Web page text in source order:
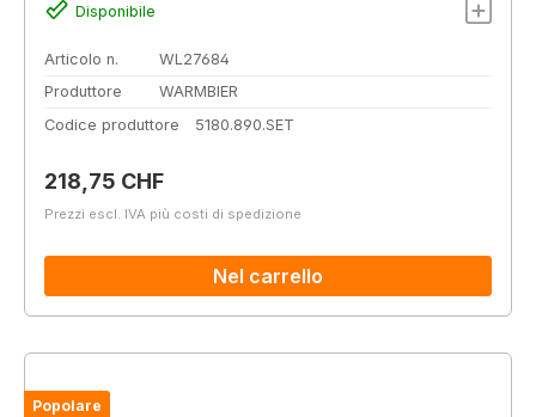
Disponibile
Articolo n.
WL27684
Produttore
WARMBIER
Codice produttore
5180.890.SET
Prezzo normale:
218,75 CHF
Prezzi escl. IVA più costi di spedizione
Nel carrello
Popolare